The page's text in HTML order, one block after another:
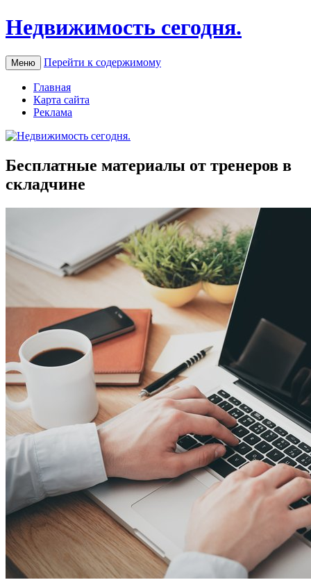
Недвижимость сегодня.
Меню Перейти к содержимому
Главная
Карта сайта
Реклама
Бесплатные материалы от тренеров в
складчине